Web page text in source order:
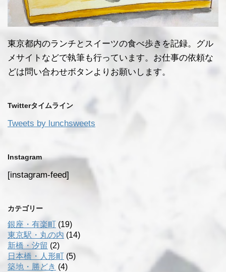
東京都内のランチとスイーツの食べ歩きを記録。グル
メサイトなどで執筆も行っています。お仕事の依頼な
どは問い合わせボタンよりお願いします。
Twitterタイムライン
Tweets by lunchsweets
Instagram
[instagram-feed]
カテゴリー
銀座・有楽町 (19)
東京駅・丸の内 (14)
新橋・汐留 (2)
日本橋・人形町 (5)
築地・勝どき (4)